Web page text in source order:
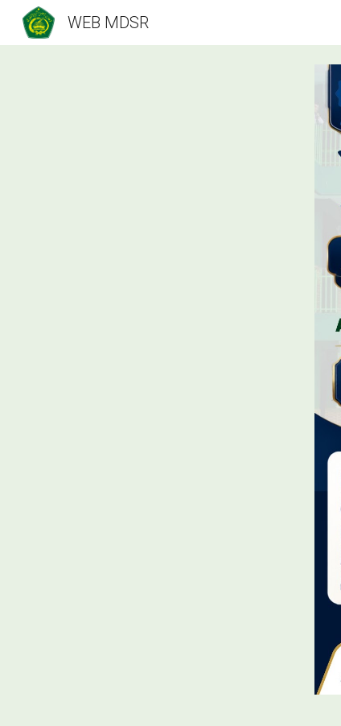
WEB MDSR